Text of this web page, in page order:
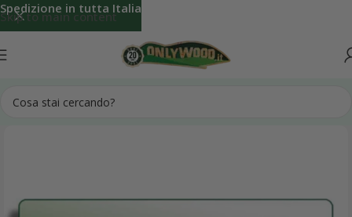
Skip to main content
Spedizione in tutta Italia